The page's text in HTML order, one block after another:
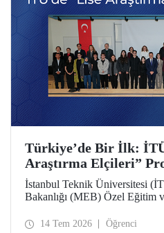
Türkiye’de Bir İlk:
Araştırma Elçileri”
İstanbul Teknik Üniversitesi
Bakanlığı (MEB) Özel Eğitim
protokolü, üstün yetenekli lise
14 Tem 2026 Öğrenci